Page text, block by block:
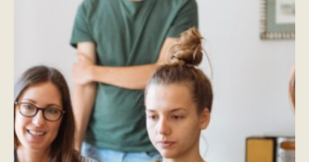
Šta to znači za vas ?
Svi vi – naši potencijalni klijenti, imate
dovoljno svojih obaveza, posebno ako
vodite firmu ili ste u poslu koji nema
dodira sa pisanjem. Razumljivo je, dakle,